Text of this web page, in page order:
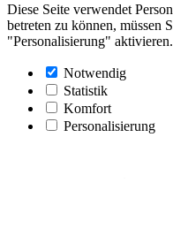
Diese Seite verwendet
betreten zu können, müssen
"Personalisierung" aktivieren.
Notwendig
Statistik
Komfort
Personalisierung